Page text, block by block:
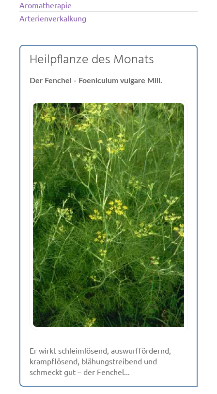
Aromatherapie
Arterienverkalkung
Heilpflanze des Monats
Der Fenchel - Foeniculum vulgare Mill.
Er wirkt schleimlösend, auswurffördernd,
krampflösend, blähungstreibend und
schmeckt gut – der Fenchel...